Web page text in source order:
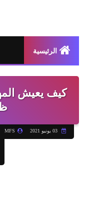
الرئيسية
كيف يعيش
03 يونيو 2021 MFS